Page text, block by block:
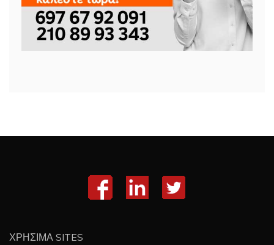
ΧΡΗΣΙΜΑ SITES